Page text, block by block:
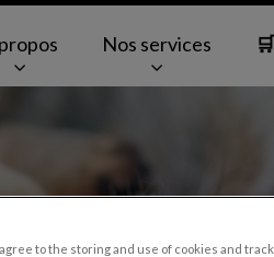
Nos services
to the storing and use of cookies and